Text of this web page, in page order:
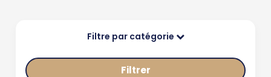
Filtre par catégorie
Filtrer